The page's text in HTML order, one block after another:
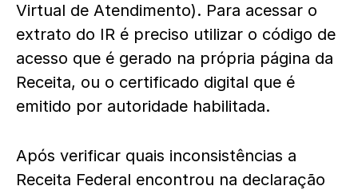
Virtual de Atendimento). Para acessar o
extrato do IR é preciso utilizar o código de
acesso que é gerado na própria página da
Receita, ou o certificado digital que é
emitido por autoridade habilitada.
Após verificar quais inconsistências a
Receita Federal encontrou na declaração